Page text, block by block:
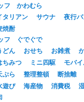
フ かわむら
タリアン
サウナ 夜行
焼酎
フ ぐでぐで
どん
おせち お雑煮
ちみつ
ミニ四駆 モバ
ぷら
整理整頓 断捨離
遊び
海産物 消費税